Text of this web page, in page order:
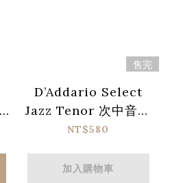
售完
D’Addario Select
Jazz Tenor 次中音薩
克斯風 2M竹片 (5片
NT$580
加入購物車